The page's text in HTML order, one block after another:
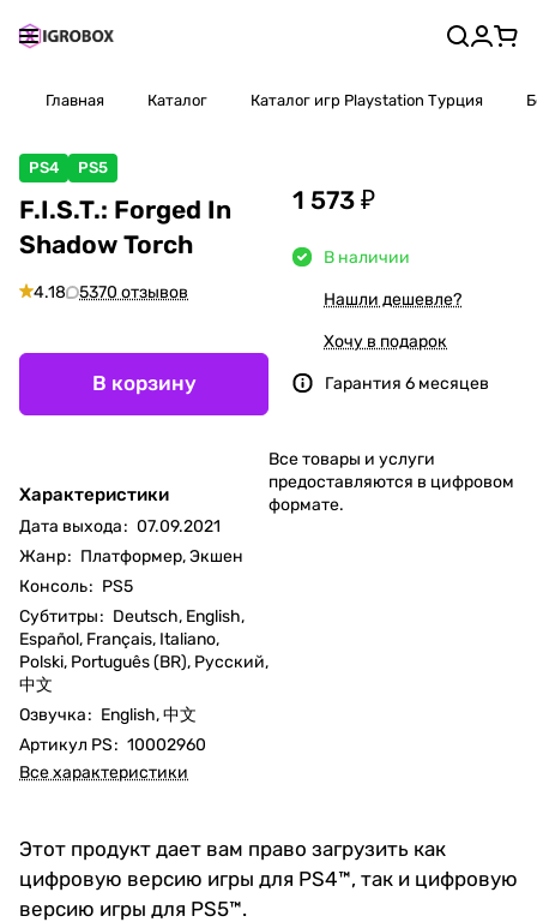
Главная Каталог Каталог игр Playstation Турция
PS4 PS5
F.I.S.T.: Forged In
Shadow Torch
4.18 5370 отзывов
В корзину
Характеристики
Дата выхода: 07.09.2021
Жанр: Платформер, Экшен
Консоль: PS5
Субтитры: Deutsch, English,
Español, Français, Italiano,
Polski, Português (BR), Русский,
中文
Озвучка: English, 中文
Артикул PS: 10002960
Все характеристики
1 573 ₽
В наличии
Нашли дешевле?
Хочу в подарок
Гарантия 6 месяцев
Все товары и услуги
предоставляются в цифровом
формате.
Этот продукт дает вам право загрузить как
цифровую версию игры для PS4™, так и цифровую
версию игры для PS5™.